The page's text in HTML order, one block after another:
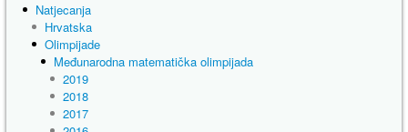
Natjecanja
Hrvatska
Olimpijade
Međunarodna matematička olimpijada
2019
2018
2017